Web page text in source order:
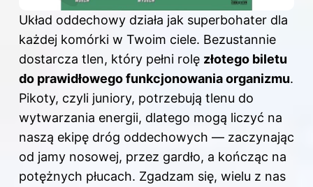
Układ oddechowy działa jak superbohater dla
każdej komórki w Twoim ciele. Bezustannie
dostarcza tlen, który pełni rolę złotego biletu
do prawidłowego funkcjonowania organizmu.
Pikoty, czyli juniory, potrzebują tlenu do
wytwarzania energii, dlatego mogą liczyć na
naszą ekipę dróg oddechowych — zaczynając
od jamy nosowej, przez gardło, a kończąc na
potężnych płucach. Zgadzam się, wielu z nas